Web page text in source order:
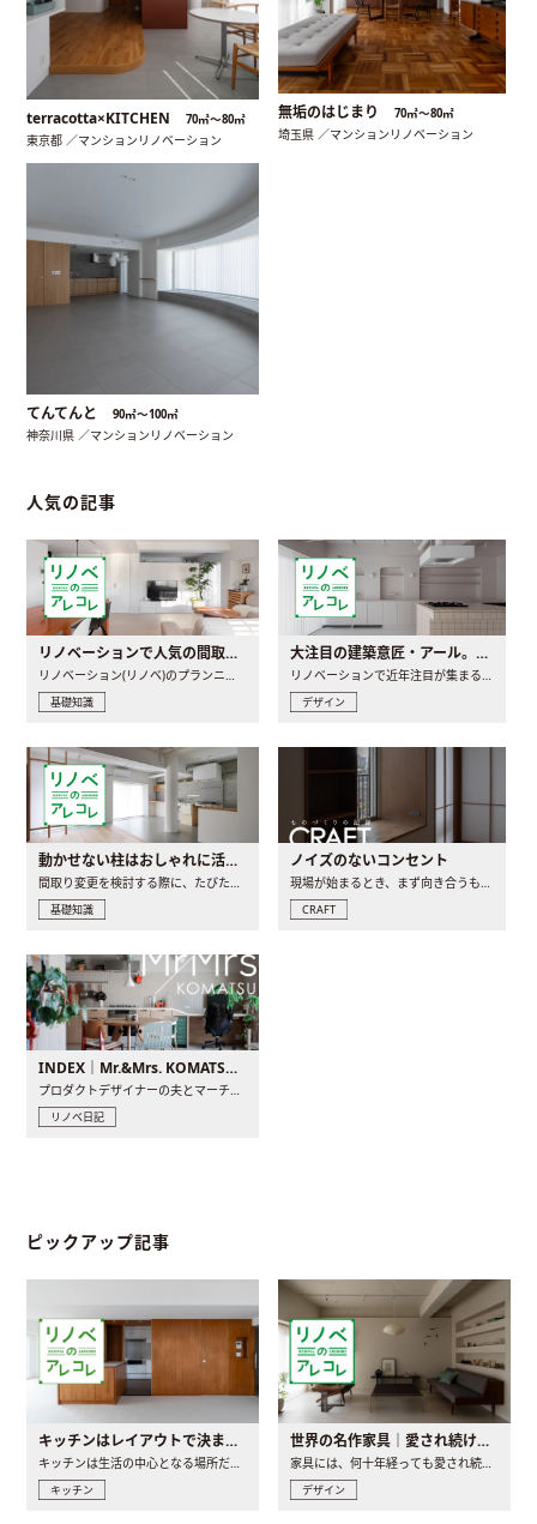
terracotta×KITCHEN 70㎡〜80㎡
東京都 ／マンションリノベーション
無垢のはじまり 70㎡〜80㎡
埼玉県 ／マンションリノベーション
てんてんと 90㎡〜100㎡
神奈川県 ／マンションリノベーション
人気の記事
リノベーションで人気の間取りとは？トレンドの間取りと実例を徹底解説
リノベーション(リノベ)のプランニングで一番最初に決めるのは..
基礎知識
大注目の建築意匠・アール。人気の理由と空間に取り入れるポイント
リノベーションで近年注目が集まる建築意匠の一つであるアール..
デザイン
動かせない柱はおしゃれに活用！柱を魅せるリノベーション(リノベ)4選
間取り変更を検討する際に、たびたび皆さんの頭を悩ませる動か..
基礎知識
ノイズのないコンセント
現場が始まるとき、まず向き合うものの一つがコンセントです..
CRAFT
INDEX｜Mr.&Mrs. KOMATSU renovation diary
プロダクトデザイナーの夫とマーチャンダイザーの妻が、夫婦で..
リノベ日記
ピックアップ記事
キッチンはレイアウトで決まる。後悔しないための考え方と選び方
キッチン
世界の名作家具｜愛され続ける理由と一生モノとの出会い方
デザイン